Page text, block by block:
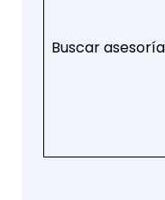
Buscar asesoría